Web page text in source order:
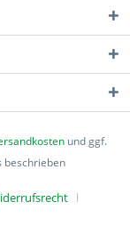
und ggf.
beschrieben